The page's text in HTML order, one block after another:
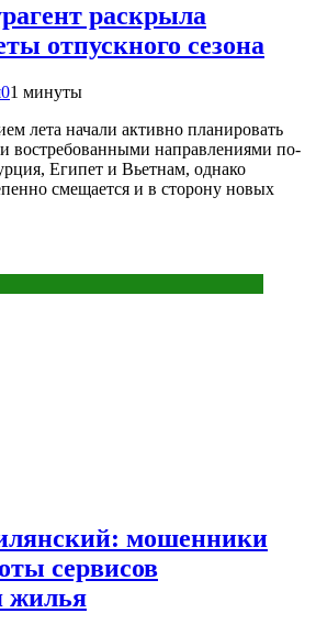
раскрыла
отпускного сезона
01 минуты
лета начали активно планировать
востребованными направлениями по-
Египет и Вьетнам, однако
смещается и в сторону новых
мошенники
сервисов
жилья